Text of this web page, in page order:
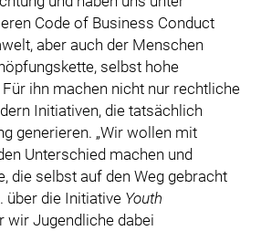
Code of Business Conduct
aber auch der Menschen
selbst hohe
Für ihn machen nicht nur rechtliche
Initiativen, die tatsächlich
generieren. „Wir wollen mit
Unterschied machen und
die selbst auf den Weg gebracht
über die Initiative Youth
wir Jugendliche dabei